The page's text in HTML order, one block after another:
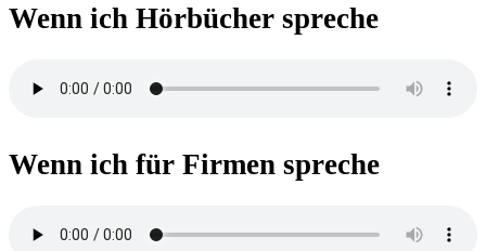
Wenn ich Hörbücher spreche
Wenn ich für Firmen spreche